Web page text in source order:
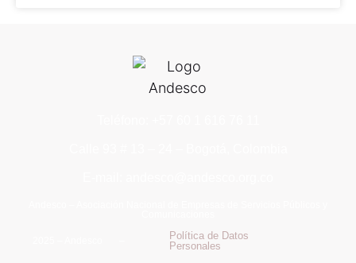
Política de Datos
Personales